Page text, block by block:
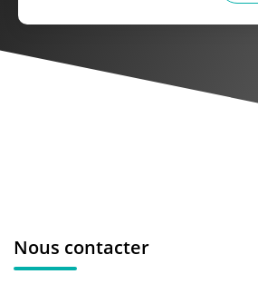
Nous contacter